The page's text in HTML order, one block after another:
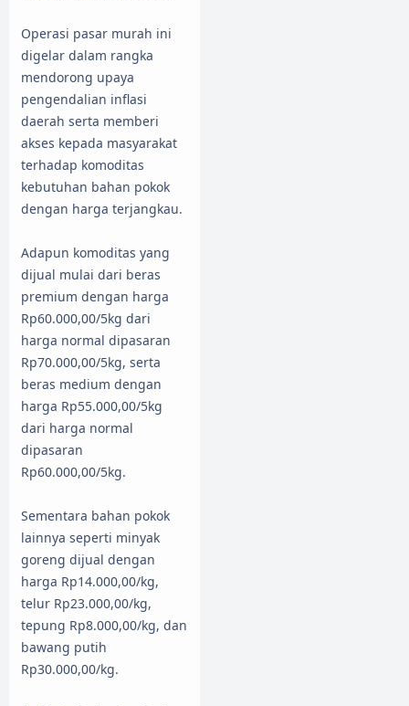
Operasi pasar murah ini
digelar dalam rangka
mendorong upaya
pengendalian inflasi
daerah serta memberi
akses kepada masyarakat
terhadap komoditas
kebutuhan bahan pokok
dengan harga terjangkau.
Adapun komoditas yang
dijual mulai dari beras
premium dengan harga
Rp60.000,00/5kg dari
harga normal dipasaran
Rp70.000,00/5kg, serta
beras medium dengan
harga Rp55.000,00/5kg
dari harga normal
dipasaran
Rp60.000,00/5kg.
Sementara bahan pokok
lainnya seperti minyak
goreng dijual dengan
harga Rp14.000,00/kg,
telur Rp23.000,00/kg,
tepung Rp8.000,00/kg, dan
bawang putih
Rp30.000,00/kg.